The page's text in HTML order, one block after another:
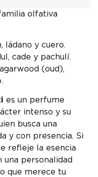
olfativa
ládano y cuero.
cade y pachulí.
(oud),
es un perfume
intenso y su
busca una
y con presencia. Si
refleje la esencia
personalidad
que merece tu